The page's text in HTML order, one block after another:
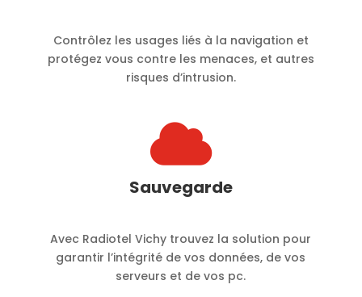
Contrôlez les usages liés à la navigation et
protégez vous contre les menaces, et autres
risques d’intrusion.

Sauvegarde
Avec Radiotel Vichy trouvez la solution pour
garantir l’intégrité de vos données, de vos
serveurs et de vos pc.